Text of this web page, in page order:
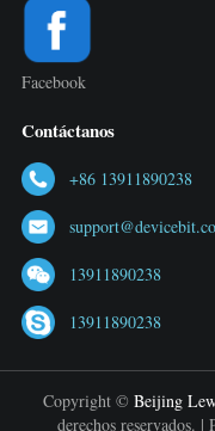
Facebook
Contáctanos
+86 13911890238
13911890238
13911890238
Copyright © Beijing
derechos reservados. |